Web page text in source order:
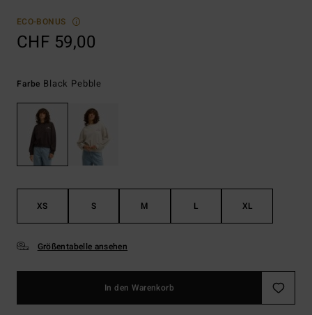
ECO-BONUS
CHF 59,00
Farbe Black Pebble
XS S M L XL
Größentabelle ansehen
In den Warenkorb